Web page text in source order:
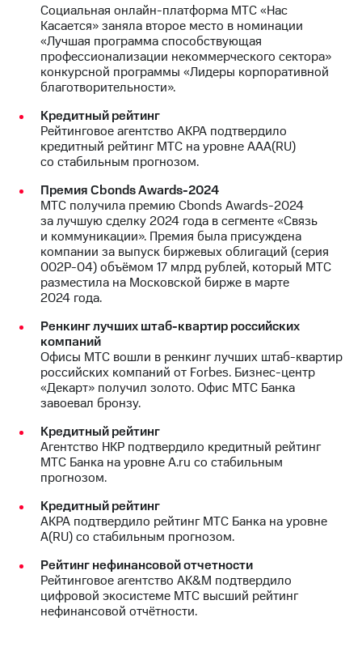
Социальная онлайн-платформа МТС «Нас
Касается» заняла второе место в номинации
«Лучшая программа способствующая
профессионализации некоммерческого сектора»
конкурсной программы «Лидеры корпоративной
благотворительности».
Кредитный рейтинг
Рейтинговое агентство АКРА подтвердило
кредитный рейтинг МТС на уровне AAA(RU)
со стабильным прогнозом.
Премия Cbonds Awards-2024
МТС получила премию Cbonds Awards-2024
за лучшую сделку 2024 года в сегменте «Связь
и коммуникации». Премия была присуждена
компании за выпуск биржевых облигаций (серия
002Р-04) объёмом 17 млрд рублей, который МТС
разместила на Московской бирже в марте
2024 года.
Ренкинг лучших штаб-квартир российских
компаний
Офисы МТС вошли в ренкинг лучших штаб-квартир
российских компаний от Forbes. Бизнес-центр
«Декарт» получил золото. Офис МТС Банка
завоевал бронзу.
Кредитный рейтинг
Агентство НКР подтвердило кредитный рейтинг
МТС Банка на уровне А.ru со стабильным
прогнозом.
Кредитный рейтинг
АКРА подтвердило рейтинг МТС Банка на уровне
А(RU) со стабильным прогнозом.
Рейтинг нефинансовой отчетности
Рейтинговое агентство AK&M подтвердило
цифровой экосистеме МТС высший рейтинг
нефинансовой отчётности.